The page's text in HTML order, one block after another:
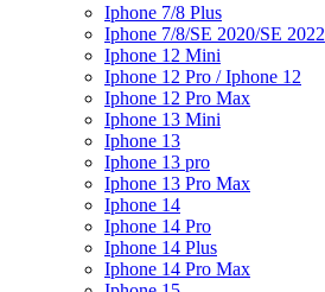
Iphone 7/8 Plus
Iphone 7/8/SE 2020/SE 2022
Iphone 12 Mini
Iphone 12 Pro / Iphone 12
Iphone 12 Pro Max
Iphone 13 Mini
Iphone 13
Iphone 13 pro
Iphone 13 Pro Max
Iphone 14
Iphone 14 Pro
Iphone 14 Plus
Iphone 14 Pro Max